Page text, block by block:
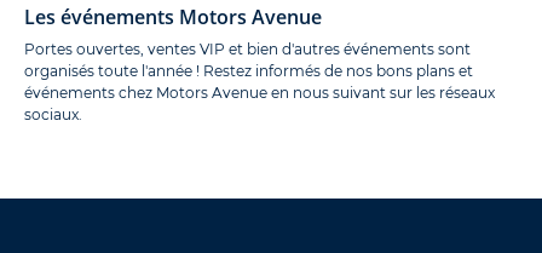
Les événements Motors Avenue
Portes ouvertes, ventes VIP et bien d'autres événements sont
organisés toute l'année ! Restez informés de nos bons plans et
événements chez Motors Avenue en nous suivant sur les réseaux
sociaux.